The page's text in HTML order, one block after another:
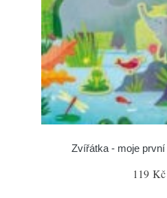
Zvířátka - moje
119 Kč